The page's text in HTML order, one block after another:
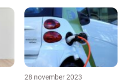
28 november 2023